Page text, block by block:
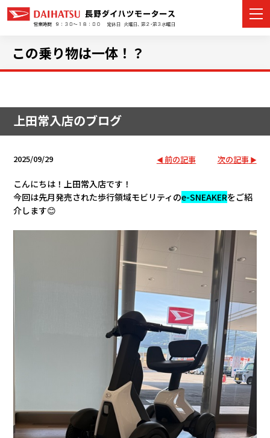
店舗情報
アフターサポート
会社情報
カタ
リコ
お問
この乗り物は一体！？
上田常入店のブログ
2025/09/29 前の記事 次の記事
こんにちは！上田常入店です！
今回は先月発売された歩行領域モビリティのe-SNEAKERをご紹
介します😊